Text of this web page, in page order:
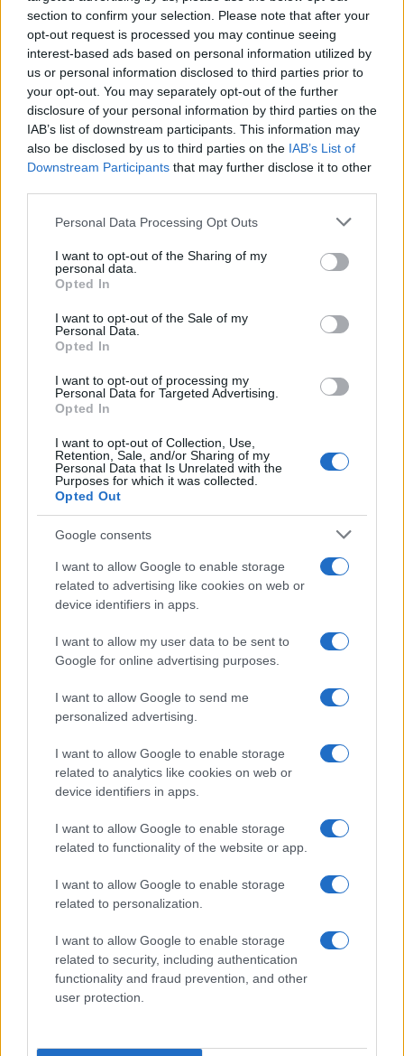
section to confirm your selection. Please note that after your
opt-out request is processed you may continue seeing
interest-based ads based on personal information utilized by
us or personal information disclosed to third parties prior to
your opt-out. You may separately opt-out of the further
disclosure of your personal information by third parties on the
IAB’s list of downstream participants. This information may
also be disclosed by us to third parties on the IAB’s List of
Downstream Participants that may further disclose it to other
Please note that this website/app uses one or more Google
not limited to your visit or usage behaviour. You may click to
grant or deny consent to Google and its third-party tags to
use your data for below specified purposes in below Google
consent section.
Personal Data Processing Opt Outs
I want to opt-out of the Sharing of my
personal data.
Opted In
I want to opt-out of the Sale of my
Personal Data.
Opted In
I want to opt-out of processing my
Personal Data for Targeted Advertising.
Opted In
I want to opt-out of Collection, Use,
Retention, Sale, and/or Sharing of my
Personal Data that Is Unrelated with the
Purposes for which it was collected.
Opted Out
Google consents
I want to allow Google to enable storage
related to advertising like cookies on web or
device identifiers in apps.
I want to allow my user data to be sent to
Google for online advertising purposes.
I want to allow Google to send me
personalized advertising.
I want to allow Google to enable storage
related to analytics like cookies on web or
device identifiers in apps.
I want to allow Google to enable storage
related to functionality of the website or app.
I want to allow Google to enable storage
related to personalization.
I want to allow Google to enable storage
related to security, including authentication
functionality and fraud prevention, and other
user protection.
ΕΛΛΑΔΑ
Δευτέρα 4 Σεπτεμβρίου: Τα θέματα που απασχολούν τα
πρωτοσέλιδα των σημερινών εφημερίδων
4/09/2023 - 8:40πμ
ΕΛΛΑΔΑ
Φωτιά στην Πάρνηθα: Καίγονται σπίτια στην Αγ. Παρασκευή
Μενιδίου
23/08/2023 - 1:48μμ
Μητσοτάκης για εκλογές: Θέλω καθαρή νίκη, πιστεύω σε
μονοκομματική κυβέρνηση
2/05/2023 - 11:14πμ